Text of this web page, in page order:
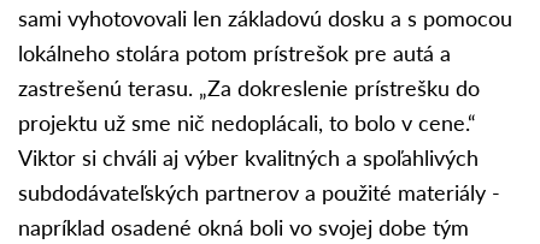
sami vyhotovovali len základovú dosku a s pomocou
lokálneho stolára potom prístrešok pre autá a
zastrešenú terasu. „Za dokreslenie prístrešku do
projektu už sme nič nedoplácali, to bolo v cene.“
Viktor si chváli aj výber kvalitných a spoľahlivých
subdodávateľských partnerov a použité materiály -
napríklad osadené okná boli vo svojej dobe tým